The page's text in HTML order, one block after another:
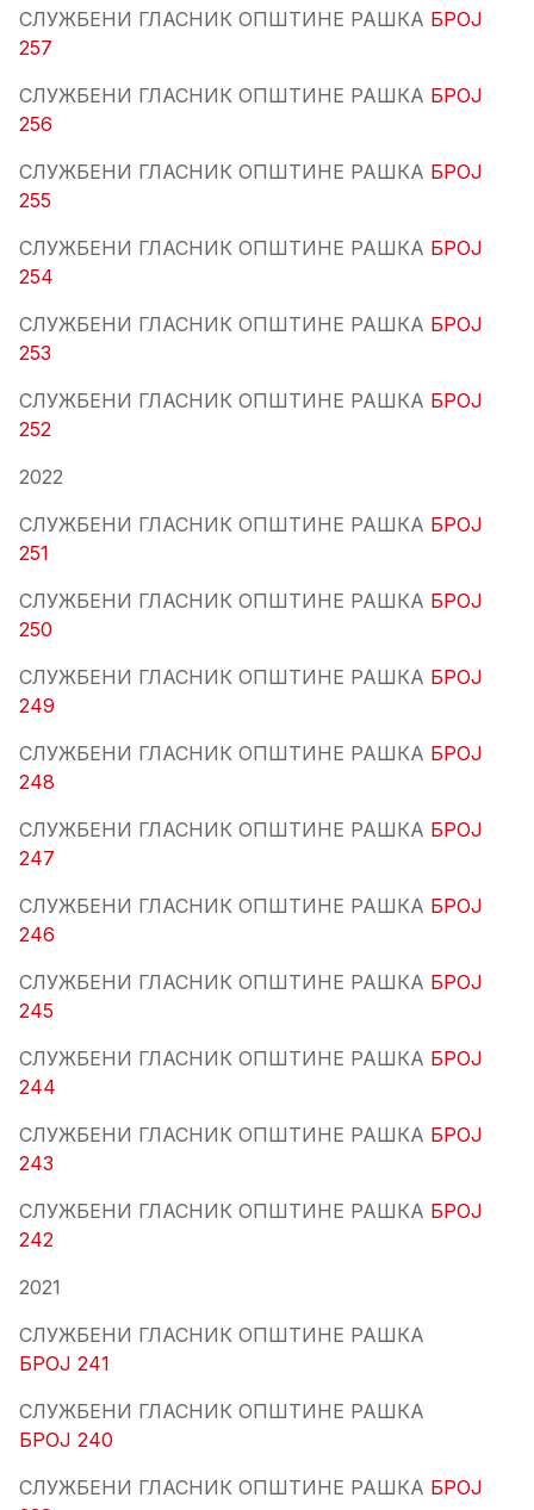
СЛУЖБЕНИ ГЛАСНИК ОПШТИНЕ РАШКА БРОЈ
257
СЛУЖБЕНИ ГЛАСНИК ОПШТИНЕ РАШКА БРОЈ
256
СЛУЖБЕНИ ГЛАСНИК ОПШТИНЕ РАШКА БРОЈ
255
СЛУЖБЕНИ ГЛАСНИК ОПШТИНЕ РАШКА БРОЈ
254
СЛУЖБЕНИ ГЛАСНИК ОПШТИНЕ РАШКА БРОЈ
253
СЛУЖБЕНИ ГЛАСНИК ОПШТИНЕ РАШКА БРОЈ
252
2022
СЛУЖБЕНИ ГЛАСНИК ОПШТИНЕ РАШКА БРОЈ
251
СЛУЖБЕНИ ГЛАСНИК ОПШТИНЕ РАШКА БРОЈ
250
СЛУЖБЕНИ ГЛАСНИК ОПШТИНЕ РАШКА БРОЈ
249
СЛУЖБЕНИ ГЛАСНИК ОПШТИНЕ РАШКА БРОЈ
248
СЛУЖБЕНИ ГЛАСНИК ОПШТИНЕ РАШКА БРОЈ
247
СЛУЖБЕНИ ГЛАСНИК ОПШТИНЕ РАШКА БРОЈ
246
СЛУЖБЕНИ ГЛАСНИК ОПШТИНЕ РАШКА БРОЈ
245
СЛУЖБЕНИ ГЛАСНИК ОПШТИНЕ РАШКА БРОЈ
244
СЛУЖБЕНИ ГЛАСНИК ОПШТИНЕ РАШКА БРОЈ
243
СЛУЖБЕНИ ГЛАСНИК ОПШТИНЕ РАШКА БРОЈ
242
2021
СЛУЖБЕНИ ГЛАСНИК ОПШТИНЕ РАШКА
БРОЈ 241
СЛУЖБЕНИ ГЛАСНИК ОПШТИНЕ РАШКА
БРОЈ 240
СЛУЖБЕНИ ГЛАСНИК ОПШТИНЕ РАШКА БРОЈ